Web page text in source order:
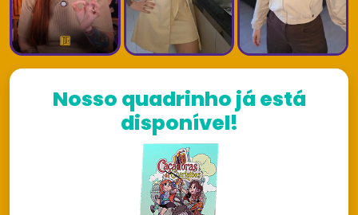
Nosso quadrinho já está
disponível!